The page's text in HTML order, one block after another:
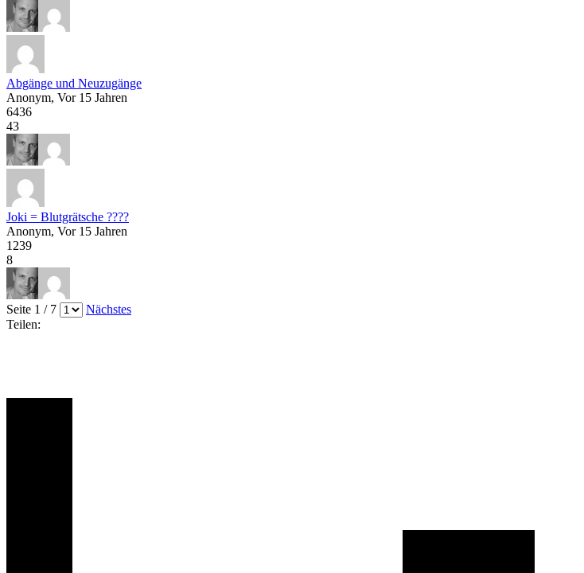
Abgänge und Neuzugänge
Anonym, Vor 15 Jahren
6436
43
Joki = Blutgrätsche ????
Anonym, Vor 15 Jahren
1239
8
Seite 1 / 7
Nächstes
Teilen: